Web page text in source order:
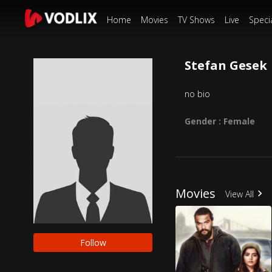
Home Movies TV Shows Live
Follow
Stefan Gesek
no bio
Gender : Female
Movies View All